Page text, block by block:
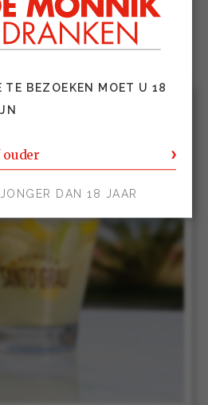
erbij. Roer even kort door
glas verder aan met crushed
TE BEZOEKEN MOET U 18
ouder
DAN 18 JAAR